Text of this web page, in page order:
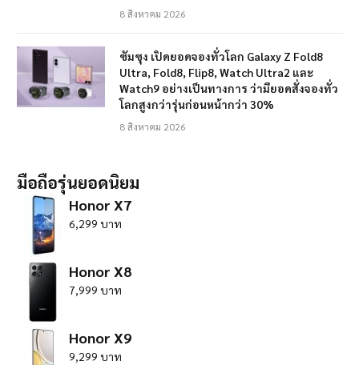
8 สิงหาคม 2026
ซัมซุง เปิดยอดจองทั่วโลก Galaxy Z Fold8
Ultra, Fold8, Flip8, Watch Ultra2 และ
Watch9 อย่างเป็นทางการ ว่ามียอดสั่งจองทั่ว
โลกสูงกว่ารุ่นก่อนหน้ากว่า 30%
8 สิงหาคม 2026
มือถือรุ่นยอดนิยม
Honor X7
6,299 บาท
Honor X8
7,999 บาท
Honor X9
9,299 บาท